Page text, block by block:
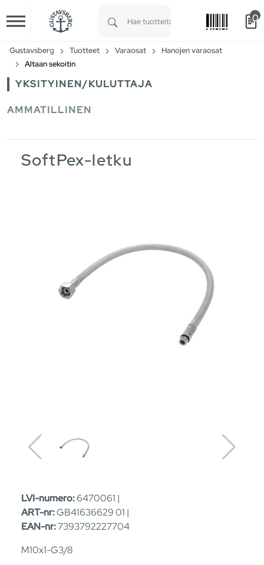
Skip to main content
0
Gustavsberg Tuotteet Varaosat
Hanojen varaosat
Altaan sekoitin
YKSITYINEN/KULUTTAJA
AMMATILLINEN
SoftPex-letku
LVI-numero:6470061 |
ART-nr:GB41636629 01 |
EAN-nr:7393792227704
M10x1-G3/8